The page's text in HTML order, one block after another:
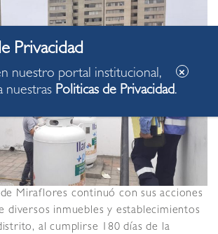
Miraflores continuó con sus acciones
diversos inmuebles y establecimientos
al cumplirse 180 días de la
nuestro portal institucional,
nuestras Politicas de Privacidad.